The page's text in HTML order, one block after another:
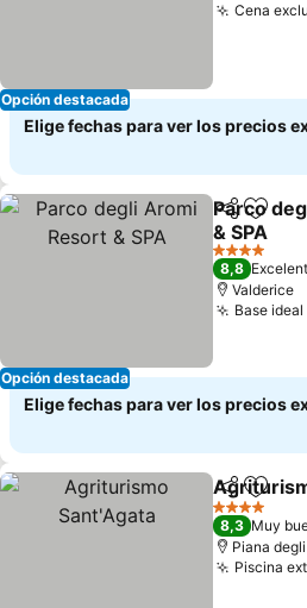
Opción destacada
Cena
Elige fechas para ver los precios
Opción destacada
Compartir
Parco
& SPA
Ver precios
4 Estrellas
8,8
Valderice
Base
Elige fechas para ver los precios
Compartir
4 Estrellas
8,3 Muy
Piana
Piscina